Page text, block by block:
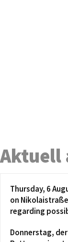
Aktuell
Thursday, 6
on
regarding
Donnerstag,